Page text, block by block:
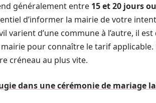
généralement entre 15 et 20 jours
d’informer la mairie de votre
varient d’une commune à l’autre, il
pour connaître le tarif applicable.
créneau au plus vite.
dans une cérémonie de mariage